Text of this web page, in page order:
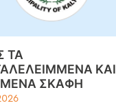
ΤΑ
ΚΑΙ
ΣΚΑΦΗ